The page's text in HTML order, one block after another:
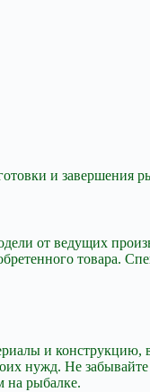
и завершения
от ведущих
товара.
и конструкцию,
нужд. Не
на рыбалке.